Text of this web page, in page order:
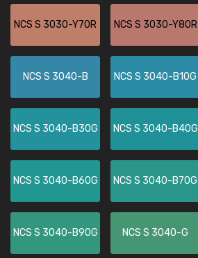
NCS S 3030-Y70R NCS S 3030-Y80R
NCS S 3040-B NCS S 3040-B10G
NCS S 3040-B30G NCS S 3040-B40G
NCS S 3040-B60G NCS S 3040-B70G
NCS S 3040-B90G NCS S 3040-G